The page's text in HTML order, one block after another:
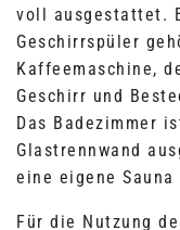
voll ausgestattet.
Geschirrspüler
Kaffeemaschine,
Geschirr und
Das Badezimmer
Glastrennwand
eine eigene Sauna
Für die Nutzung